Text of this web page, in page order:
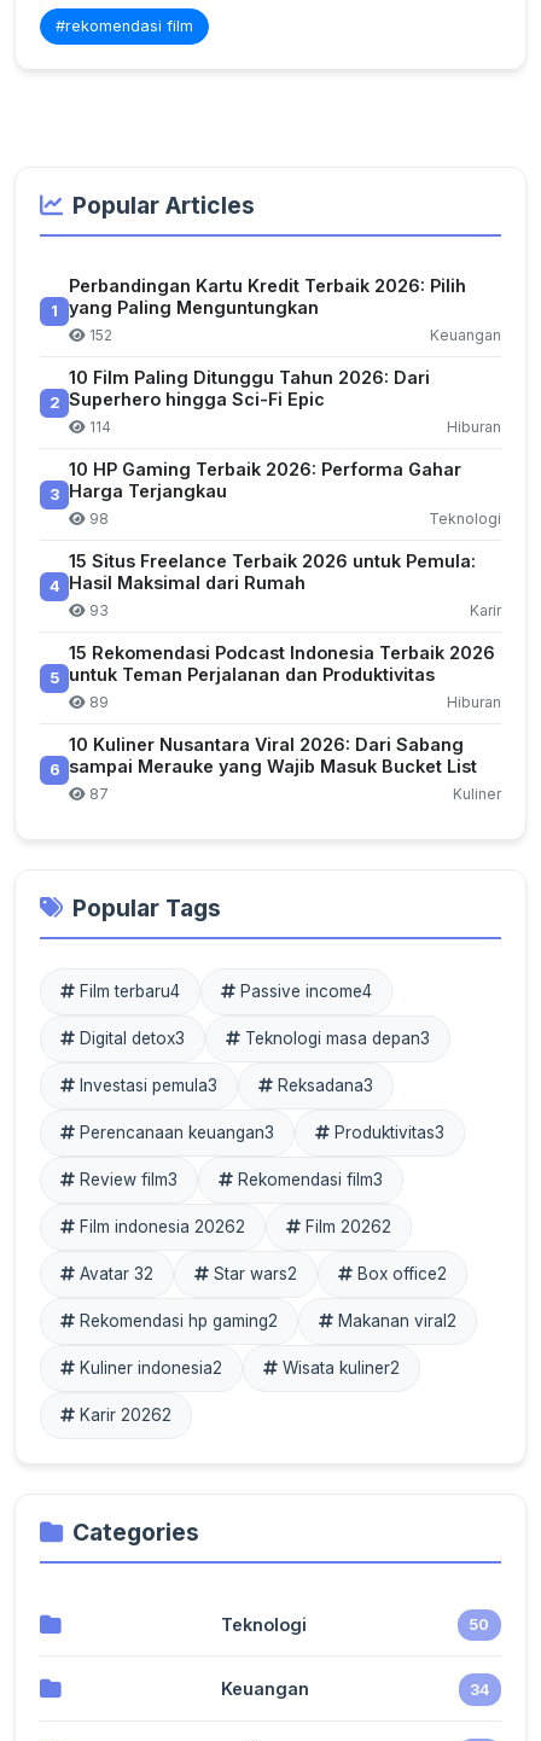
#rekomendasi film
Popular Articles
1
Perbandingan Kartu Kredit Terbaik 2026: Pilih
yang Paling Menguntungkan
152 Keuangan
2
10 Film Paling Ditunggu Tahun 2026: Dari
Superhero hingga Sci-Fi Epic
114 Hiburan
3
10 HP Gaming Terbaik 2026: Performa Gahar
Harga Terjangkau
98 Teknologi
4
15 Situs Freelance Terbaik 2026 untuk Pemula:
Hasil Maksimal dari Rumah
93 Karir
5
15 Rekomendasi Podcast Indonesia Terbaik 2026
untuk Teman Perjalanan dan Produktivitas
89 Hiburan
6
10 Kuliner Nusantara Viral 2026: Dari Sabang
sampai Merauke yang Wajib Masuk Bucket List
87 Kuliner
Popular Tags
Film terbaru4 Passive income4
Digital detox3 Teknologi masa depan3
Investasi pemula3 Reksadana3
Perencanaan keuangan3 Produktivitas3
Review film3 Rekomendasi film3
Film indonesia 20262 Film 20262
Avatar 32 Star wars2 Box office2
Rekomendasi hp gaming2 Makanan viral 2
Kuliner indonesia2 Wisata kuliner2
Karir 20262
Categories
Teknologi 50
Keuangan 34